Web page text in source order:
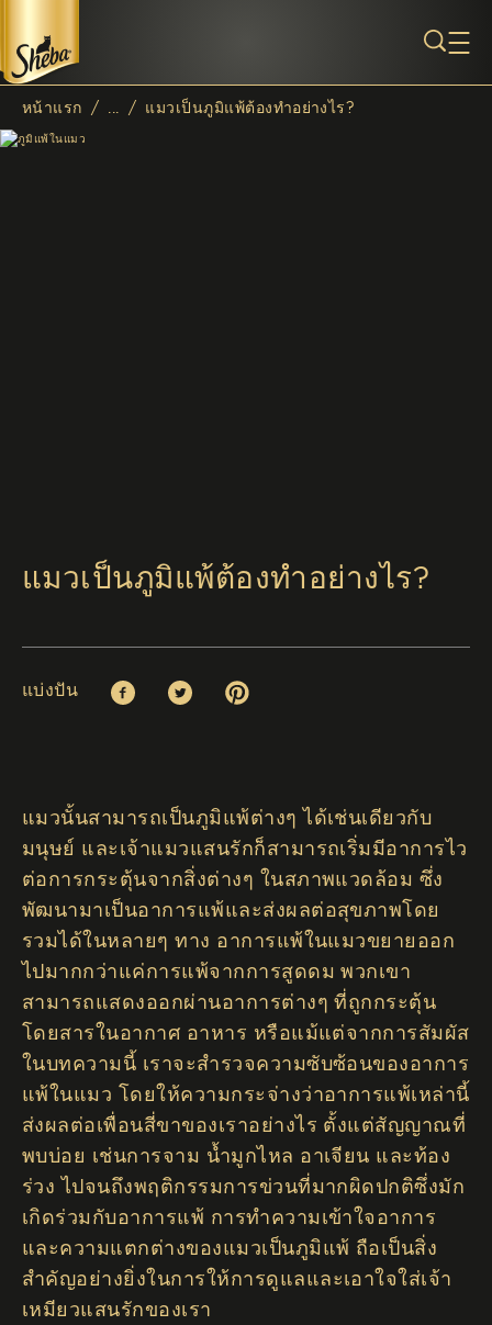
Breadcrumb
หน้าแรก / / แมวเป็นภูมิแพ้ต้องทำอย่างไร?
แมวเป็นภูมิแพ้ต้องทำอย่างไร?
แบ่งปัน Facebook (opens in new window)
Twitter (opens in new window)
Pinterest (opens in new window)
แมวนั้นสามารถเป็นภูมิแพ้ต่างๆ ได้เช่นเดียวกับ
มนุษย์ และเจ้าแมวแสนรักก็สามารถเริ่มมีอาการไว
ต่อการกระตุ้นจากสิ่งต่างๆ ในสภาพแวดล้อม ซึ่ง
พัฒนามาเป็นอาการแพ้และส่งผลต่อสุขภาพโดย
รวมได้ในหลายๆ ทาง อาการแพ้ในแมวขยายออก
ไปมากกว่าแค่การแพ้จากการสูดดม พวกเขา
สามารถแสดงออกผ่านอาการต่างๆ ที่ถูกกระตุ้น
โดยสารในอากาศ อาหาร หรือแม้แต่จากการสัมผัส
ในบทความนี้ เราจะสำรวจความซับซ้อนของอาการ
แพ้ในแมว โดยให้ความกระจ่างว่าอาการแพ้เหล่านี้
ส่งผลต่อเพื่อนสี่ขาของเราอย่างไร ตั้งแต่สัญญาณที่
พบบ่อย เช่นการจาม น้ำมูกไหล อาเจียน และท้อง
ร่วง ไปจนถึงพฤติกรรมการข่วนที่มากผิดปกติซึ่งมัก
เกิดร่วมกับอาการแพ้ การทำความเข้าใจอาการ
และความแตกต่างของแมวเป็นภูมิแพ้ ถือเป็นสิ่ง
สำคัญอย่างยิ่งในการให้การดูแลและเอาใจใส่เจ้า
เหมียวแสนรักของเรา